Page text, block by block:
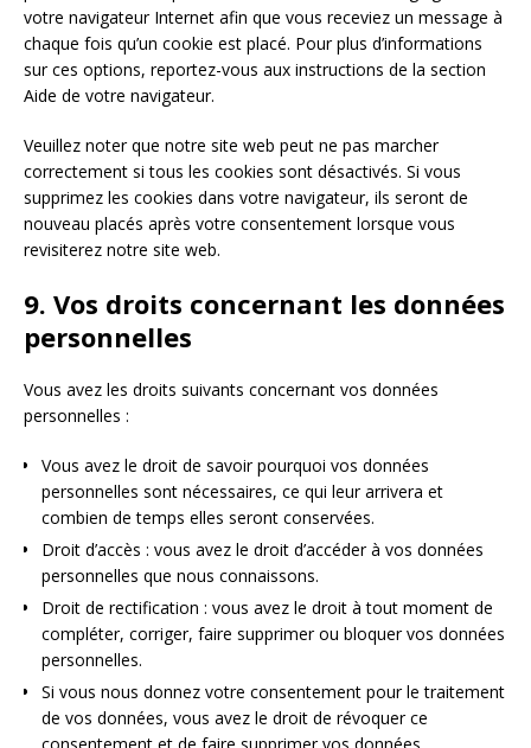
votre navigateur Internet afin que vous receviez un message à
chaque fois qu’un cookie est placé. Pour plus d’informations
sur ces options, reportez-vous aux instructions de la section
Aide de votre navigateur.
Veuillez noter que notre site web peut ne pas marcher
correctement si tous les cookies sont désactivés. Si vous
supprimez les cookies dans votre navigateur, ils seront de
nouveau placés après votre consentement lorsque vous
revisiterez notre site web.
9. Vos droits concernant les données
personnelles
Vous avez les droits suivants concernant vos données
personnelles :
Vous avez le droit de savoir pourquoi vos données
personnelles sont nécessaires, ce qui leur arrivera et
combien de temps elles seront conservées.
Droit d’accès : vous avez le droit d’accéder à vos données
personnelles que nous connaissons.
Droit de rectification : vous avez le droit à tout moment de
compléter, corriger, faire supprimer ou bloquer vos données
personnelles.
Si vous nous donnez votre consentement pour le traitement
de vos données, vous avez le droit de révoquer ce